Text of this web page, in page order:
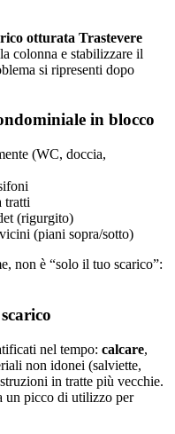
otturata Trastevere
colonna e stabilizzare il
si ripresenti dopo
in blocco
(WC, doccia,
tratti
(rigurgito)
(piani sopra/sotto)
non è “solo il tuo scarico”:
nel tempo: calcare,
non idonei (salviette,
in tratte più vecchie.
un picco di utilizzo per